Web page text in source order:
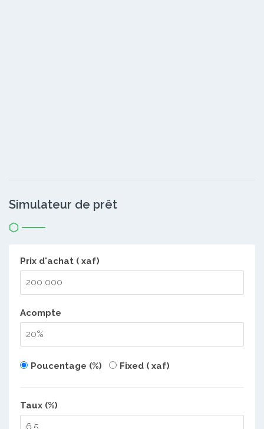
Simulateur de prêt
Prix d'achat ( xaf)
Acompte
Poucentage (%) Fixed ( xaf)
Taux (%)